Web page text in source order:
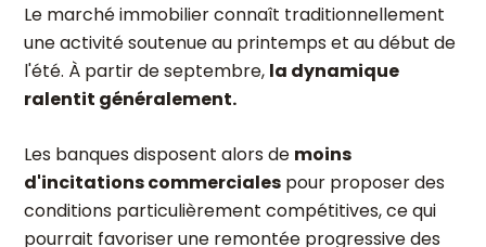
Le marché immobilier connaît traditionnellement
une activité soutenue au printemps et au début de
l'été. À partir de septembre, la dynamique
ralentit généralement.
Les banques disposent alors de moins
d'incitations commerciales pour proposer des
conditions particulièrement compétitives, ce qui
pourrait favoriser une remontée progressive des